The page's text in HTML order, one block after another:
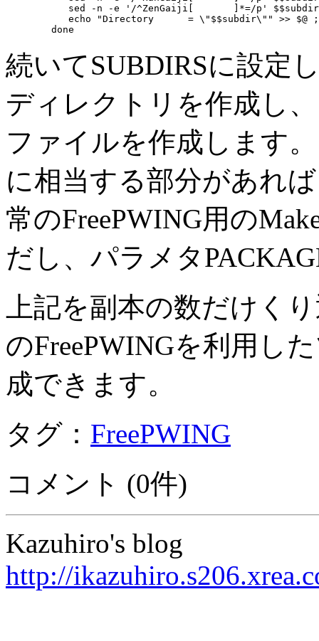
続いてSUBDIRSに設定
ディレクトリを作成し
ファイルを作成します
に相当する部分があれ
常のFreePWING用の
だし、パラメタ
上記を副本の数だけく
のFreePWINGを利用し
成できます。
タグ： FreePWING
コメント (0件)
Kazuhiro's blog
http://